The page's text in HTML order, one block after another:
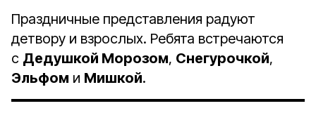
Праздничные представления радуют
детвору и взрослых. Ребята встречаются
с Дедушкой Морозом, Снегурочкой,
Эльфом и Мишкой.